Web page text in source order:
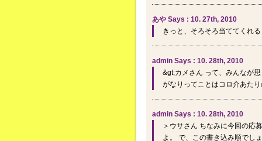
あや Says : 10. 27th, 2010
きっと、そろそろ当ててくれ
admin Says : 10. 28th, 2010
&gt;カメさん って、みんなが
がなりってことはコロ介あた
admin Says : 10. 28th, 2010
＞ウサさん ちなみに今回の応
よ。 で、この書き込み順でし